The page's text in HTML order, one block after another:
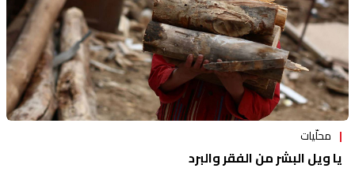
محلّيات
يا ويل البشر من الفقر والبرد